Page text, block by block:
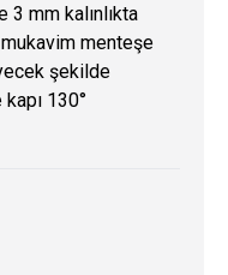
mm kalınlıkta
menteşe
şekilde
130°